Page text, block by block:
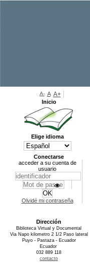
A- A A+
Inicio
Elige idioma
Conectarse
acceder a su cuenta de
usuario
Olvidé mi contraseña
Dirección
Biblioteca Virtual y Documental
Via Napo kilometro 2 1/2 Paso lateral
Puyo - Pastaza - Ecuador
Ecuador
032 889 118
contacto